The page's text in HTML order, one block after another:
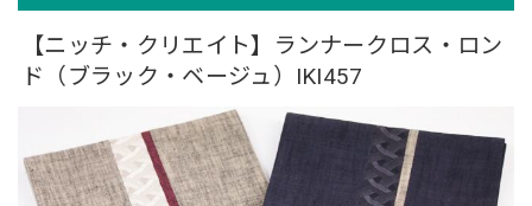
【ニッチ・クリエイト】ランナークロス・ロン
ド（ブラック・ベージュ）IKI457